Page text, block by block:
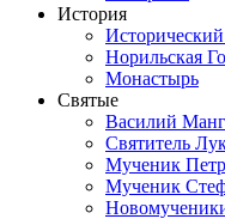
История
Норильская
Монастырь
Святые
Василий
Святитель
Мученик
Мученик